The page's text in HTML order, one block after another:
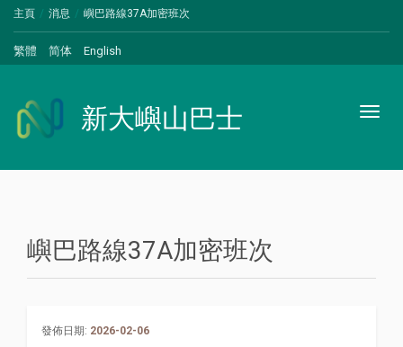
主頁 消息 嶼巴路線37A加密班次
繁體 简体 English
新大嶼山巴士
嶼巴路線37A加密班次
發佈日期: 2026-02-06